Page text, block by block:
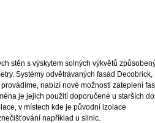
stěn s výskytem solných výkvětů
Systémy odvětrávaných fasád Decobrick,
nabízí nové možnosti zateplení
je jejich použití doporučené u starších
v místech kde je původní izolace
například u silnic.